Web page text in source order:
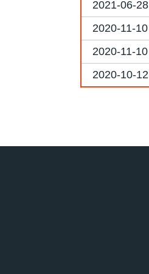
2021-06-28
2020-11-10
2020-11-10
2020-10-12